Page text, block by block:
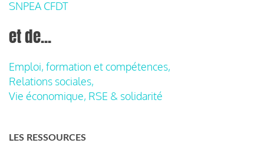
SNPEA CFDT
et de...
Emploi, formation et compétences,
Relations sociales,
Vie économique, RSE & solidarité
LES RESSOURCES